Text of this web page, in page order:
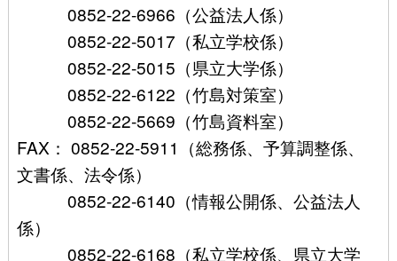
0852-22-6966（公益法人係）
0852-22-5017（私立学校係）
0852-22-5015（県立大学係）
0852-22-6122（竹島対策室）
0852-22-5669（竹島資料室）
FAX： 0852-22-5911（総務係、予算調整係、
文書係、法令係）
0852-22-6140（情報公開係、公益法人
係）
0852-22-6168（私立学校係、県立大学